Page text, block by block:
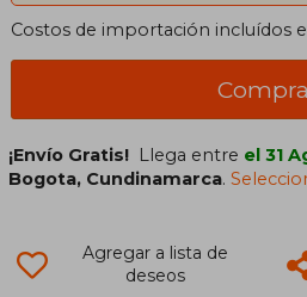
Costos de importación incluídos
¡Envío Gratis! Llega entre el 31
Bogota, Cundinamarca.
Agregar a lista de
deseos